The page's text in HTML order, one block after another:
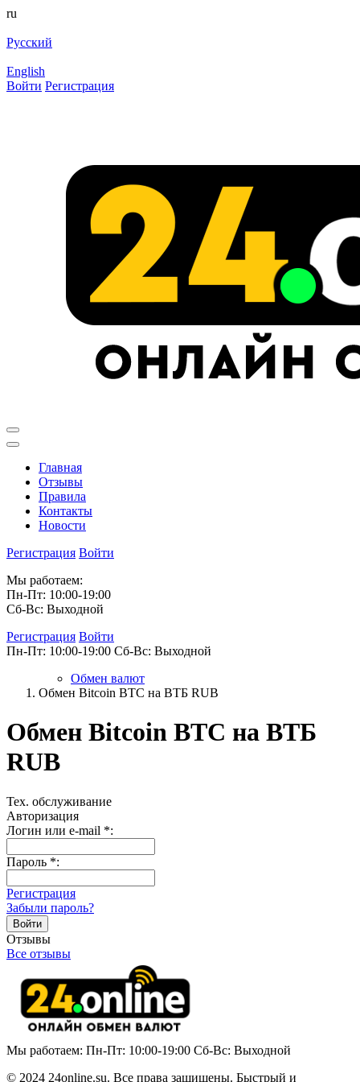
ru
Русский
English
Войти Регистрация
Главная
Отзывы
Правила
Контакты
Новости
Регистрация Войти
Мы работаем:
Пн-Пт: 10:00-19:00
Сб-Вс: Выходной
Регистрация Войти
Пн-Пт: 10:00-19:00 Сб-Вс: Выходной
Обмен валют
Обмен Bitcoin BTC на ВТБ RUB
Обмен Bitcoin BTC на ВТБ
RUB
Тех. обслуживание
Авторизация
Логин или e-mail *:
Пароль *:
Регистрация
Забыли пароль?
Отзывы
Все отзывы
Мы работаем: Пн-Пт: 10:00-19:00 Сб-Вс: Выходной
© 2024 24online.su. Все права защищены. Быстрый и